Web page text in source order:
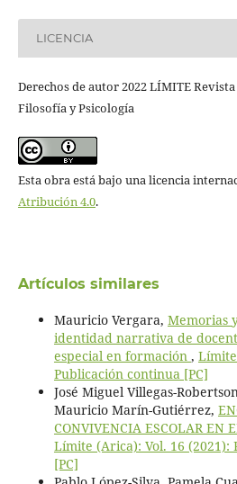
LICENCIA
Derechos de autor 2022 LÍMITE
Filosofía y Psicología
Esta obra está bajo una licencia
Atribución 4.0.
Artículos similares
Mauricio Vergara, Memorias
identidad narrativa de
especial en formación ,
Publicación continua [PC]
José Miguel Villegas-
Mauricio Marín-Gutiérrez,
CONVIVENCIA ESCOLAR EN
Límite (Arica): Vol. 16 (2021):
[PC]